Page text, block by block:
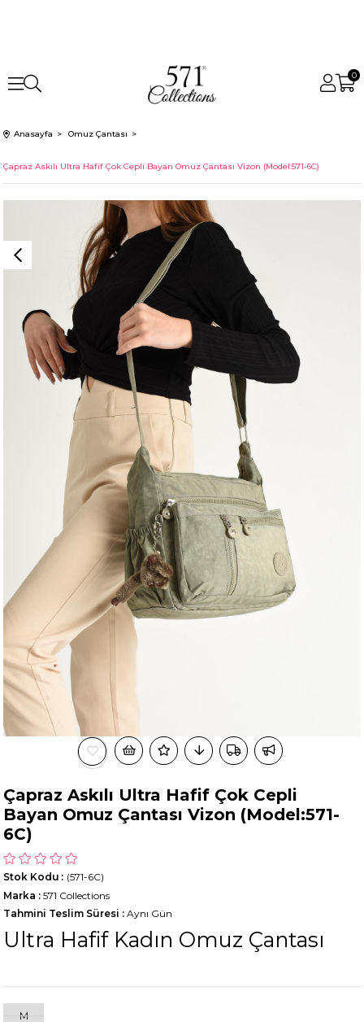
0
Anasayfa Omuz Çantası
Çapraz Askılı Ultra Hafif Çok Cepli Bayan Omuz Çantası Vizon (Model:571-6C)
Çapraz Askılı Ultra Hafif Çok Cepli
Bayan Omuz Çantası Vizon (Model:571-
6C)
(571-6C)
Stok Kodu
Marka : 571 Collections
Tahmini Teslim Süresi : Aynı Gün
Ultra Hafif Kadın Omuz Çantası
M